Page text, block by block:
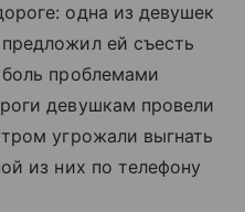
одна из девушек
ей съесть
боль проблемами
девушкам провели
угрожали выгнать
из них по телефону